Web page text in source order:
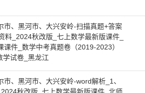
市、黑河市、大兴安岭-扫描真题+答案
料_2024秋改版_七上数学最新版课件_
课件_数学中考真题卷（2019-2023）
学试卷_黑龙江
市、黑河市、大兴安岭-word解析_1、